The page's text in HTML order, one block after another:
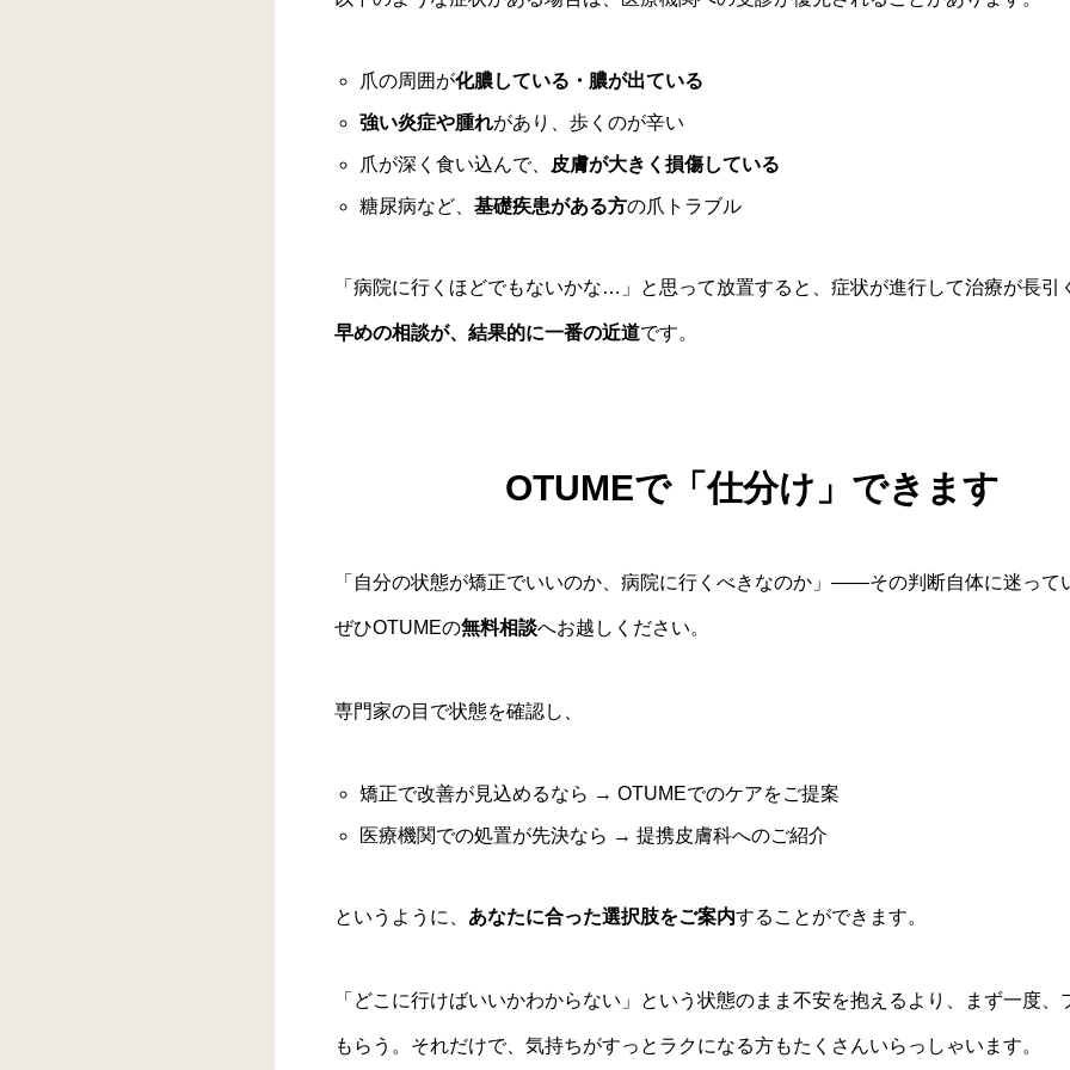
爪の周囲が化膿している・膿が出ている
強い炎症や腫れがあり、歩くのが辛い
爪が深く食い込んで、 皮膚が大きく損傷している
糖尿病など、 基礎疾患がある方の爪トラブル
「病院に行くほどでもないかな…」と思って放置すると、症状が進行して治療が長引
早めの相談が、結果的に一番の近道です。
OTUMEで「仕分け」できます
「自分の状態が矯正でいいのか、病院に行くべきなのか」——その判断自体に迷って
ぜひOTUMEの無料相談へお越しください。
専門家の目で状態を確認し、
矯正で改善が見込めるなら → OTUMEでのケアをご提案
医療機関での処置が先決なら → 提携皮膚科へのご紹介
というように、 あなたに合った選択肢をご案内することができます。
「どこに行けばいいかわからない」という状態のまま不安を抱えるより、まず一度、
もらう。それだけで、気持ちがすっとラクになる方もたくさんいらっしゃいます。